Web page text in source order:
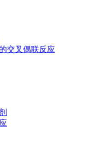
交叉偶联反应